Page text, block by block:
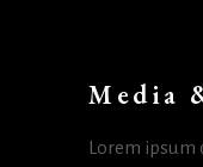
Media
Lorem